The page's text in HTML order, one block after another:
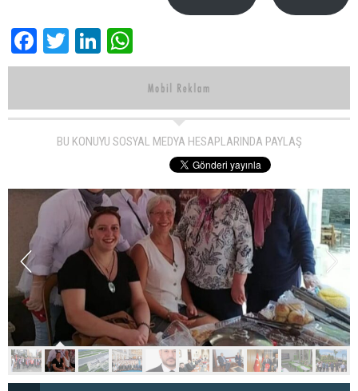
Facebook
TwitterLinkedIn
BU KONUYU SOSYAL MEDYA HESAPLARINDA PAYLAŞ